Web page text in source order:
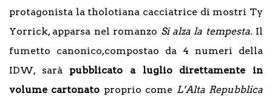
protagonista la tholotiana cacciatrice di mostri Ty
Yorrick, apparsa nel romanzo Si alza la tempesta. Il
fumetto canonico,compostao da 4 numeri della
IDW, sarà pubblicato a luglio direttamente in
volume cartonato proprio come L’Alta Repubblica